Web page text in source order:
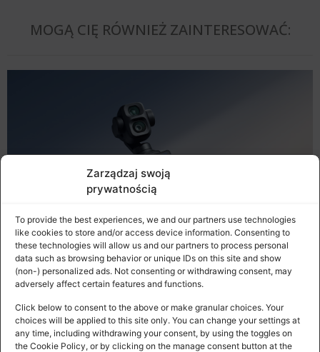
Zarządzaj swoją
prywatnością
To provide the best experiences, we and our partners use technologies
like cookies to store and/or access device information. Consenting to
these technologies will allow us and our partners to process personal
data such as browsing behavior or unique IDs on this site and show
(non-) personalized ads. Not consenting or withdrawing consent, may
adversely affect certain features and functions.
Click below to consent to the above or make granular choices. Your
choices will be applied to this site only. You can change your settings at
any time, including withdrawing your consent, by using the toggles on
the Cookie Policy, or by clicking on the manage consent button at the
MOGĄ CIĘ RÓWNIEŻ ZAINTERESOWAĆ:
Premiera DJI Osmo Pocket 4P
Szerokie kadry, efektowne portrety, dynamiczne ujęcia i